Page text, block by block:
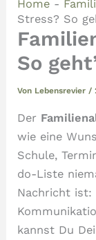
Home -
Stress? So
So
Von Lebensrevier/
Der
wie eine
Schule,
do-Liste
Nachricht
kannst Du